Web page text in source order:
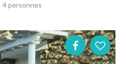
4 personnes